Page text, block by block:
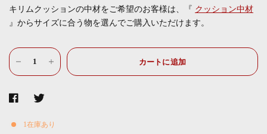
キリムクッションの中材をご希望のお客様は、『 クッション中材
』からサイズに合う物を選んでご購入いただけます。
カートに追加
1在庫あり